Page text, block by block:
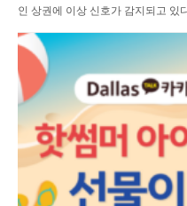
인 상권에 이상 신호가 감지되고